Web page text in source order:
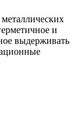
и
выдерживать